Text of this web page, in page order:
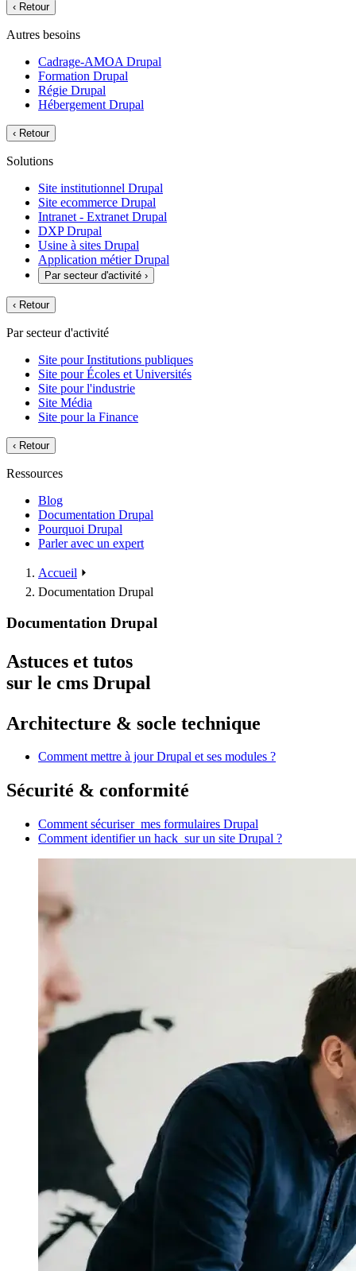
‹ Retour
Autres besoins
Cadrage-AMOA Drupal
Formation Drupal
Régie Drupal
Hébergement Drupal
‹ Retour
Solutions
Site institutionnel Drupal
Site ecommerce Drupal
Intranet - Extranet Drupal
DXP Drupal
Usine à sites Drupal
Application métier Drupal
Par secteur d'activité ›
‹ Retour
Par secteur d'activité
Site pour Institutions publiques
Site pour Écoles et Universités
Site pour l'industrie
Site Média
Site pour la Finance
‹ Retour
Ressources
Blog
Documentation Drupal
Pourquoi Drupal
Parler avec un expert
Accueil ⏵
Documentation Drupal
Documentation Drupal
Astuces et tutos
sur le cms Drupal
Architecture & socle technique
Comment mettre à jour Drupal et ses modules ?
Sécurité & conformité
Comment sécuriser mes formulaires Drupal
Comment identifier un hack sur un site Drupal ?